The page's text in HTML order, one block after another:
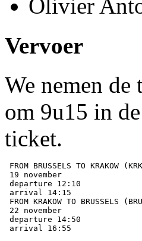
Olivier
Vervoer
We nemen
om 9u15 in
ticket.
FROM BRUSSELS TO KRAKOW
19 november
departure 12:10
arrival 14:15
FROM KRAKOW TO BRUSSELS
22 november
departure 14:50